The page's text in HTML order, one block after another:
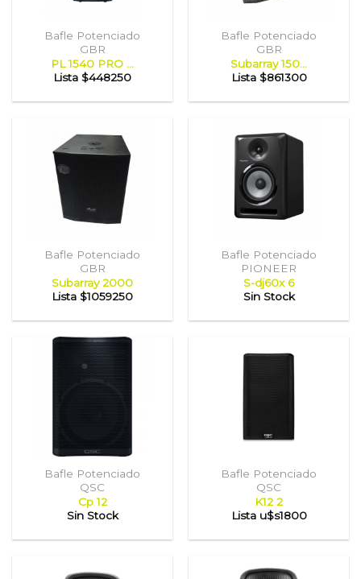
Bafle Potenciado
GBR
PL 1540 PRO ...
Lista $448250
Bafle Potenciado
GBR
Subarray 150...
Lista$861300
Bafle Potenciado
GBR
Subarray 2000
Lista $1059250
Bafle Potenciado
PIONEER
S-dj60x 6
Sin Stock
Bafle Potenciado
QSC
Cp 12
Sin Stock
Bafle Potenciado
QSC
K12 2
Listau$s1800